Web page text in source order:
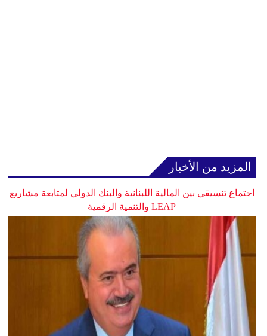
المزيد من الأخبار
اجتماع تنسيقي بين المالية اللبنانية والبنك الدولي لمتابعة مشاريع
LEAP والتنمية الرقمية